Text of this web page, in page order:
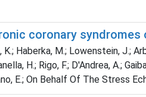
coronary syndromes
Haberka, M.; Lowenstein, J.;
H.; Rigo, F.; D'Andrea, A.;
E.; On Behalf Of The Stress